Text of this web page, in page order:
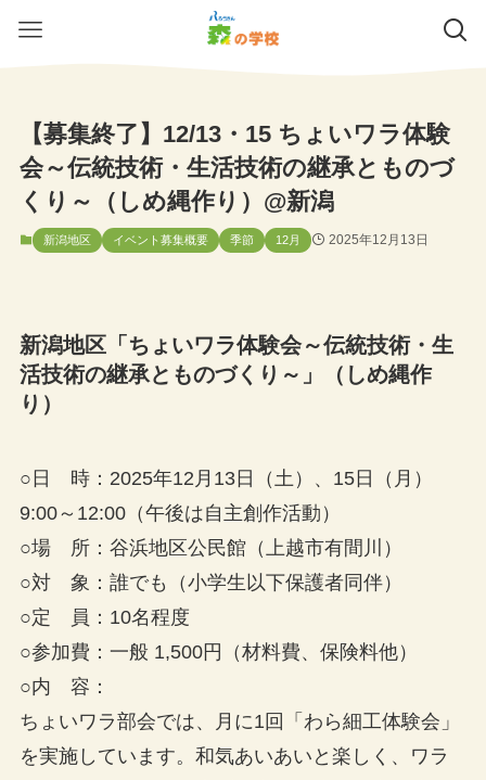
【募集終了】12/13・15 ちょいワラ体験
会～伝統技術・生活技術の継承とものづ
くり～（しめ縄作り）@新潟
新潟地区 イベント募集概要 季節 12月 2025年12月13日
新潟地区「ちょいワラ体験会～伝統技術・生
活技術の継承とものづくり～」（しめ縄作
り）
○日 時：2025年12月13日（土）、15日（月）
9:00～12:00（午後は自主創作活動）
○場 所：谷浜地区公民館（上越市有間川）
○対 象：誰でも（小学生以下保護者同伴）
○定 員：10名程度
○参加費：一般 1,500円（材料費、保険料他）
○内 容：
ちょいワラ部会では、月に1回「わら細工体験会」
を実施しています。和気あいあいと楽しく、ワラ